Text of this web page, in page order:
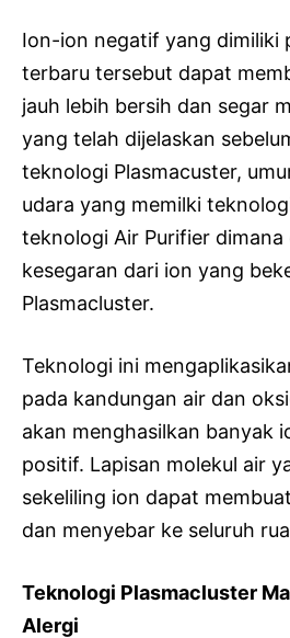
Ion-ion negatif yang dimiliki
terbaru tersebut dapat
jauh lebih bersih dan segar
yang telah dijelaskan
teknologi Plasmacuster,
udara yang memilki
teknologi Air Purifier
kesegaran dari ion yang
Plasmacluster.
Teknologi ini
pada kandungan air dan
akan menghasilkan banyak
positif. Lapisan molekul air
sekeliling ion dapat
dan menyebar ke seluruh
Teknologi Plasmacluster
Alergi